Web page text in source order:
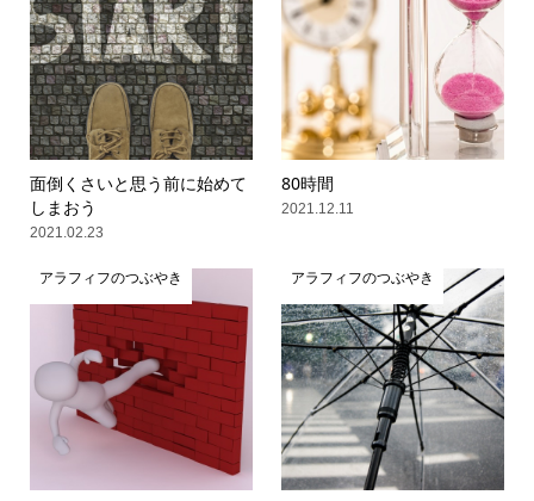
面倒くさいと思う前に始めて
しまおう
2021.02.23
80時間
2021.12.11
アラフィフのつぶやき アラフィフのつぶやき